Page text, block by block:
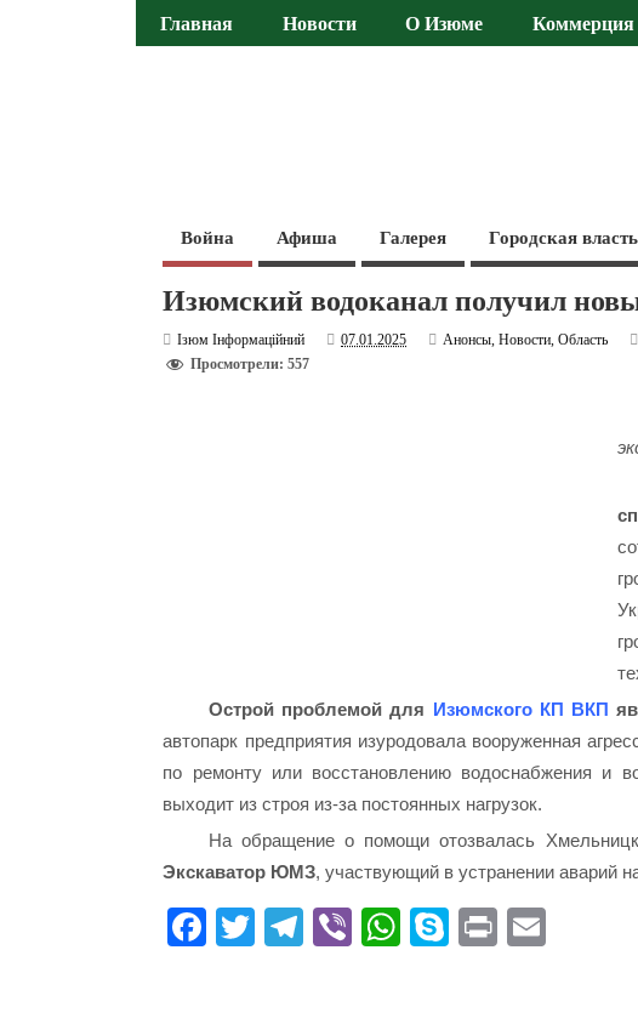
Главная Новости О Изюме Коммерция
Война Афиша Галерея Городская власть
Изюмский водоканал получил
Ізюм Інформаційний 07.01.2025 Анонсы,Новости,Область
Просмотрели: 557
Острой проблемой для Изюмского КП ВКП
автопарк предприятия изуродовала вооруженная
по ремонту или восстановлению водоснабжения и
выходит из строя из-за постоянных нагрузок.
На обращение о помощи отозвалась
Экскаватор ЮМЗ, участвующий в устранении аварий
Fa T
Te Vi
W
S
Pr